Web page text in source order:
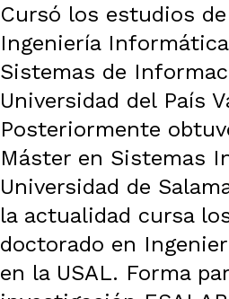
Cursó los estudios
Ingeniería
Sistemas de
Universidad del País
Posteriormente
Máster en Sistemas
Universidad de
la actualidad cursa
doctorado en
en la USAL. Forma